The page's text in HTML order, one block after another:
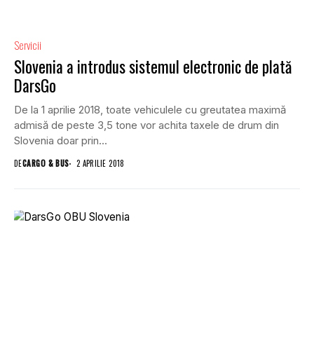
Servicii
Slovenia a introdus sistemul electronic de plată
DarsGo
De la 1 aprilie 2018, toate vehiculele cu greutatea maximă
admisă de peste 3,5 tone vor achita taxele de drum din
Slovenia doar prin...
DECARGO & BUS 2 APRILIE 2018